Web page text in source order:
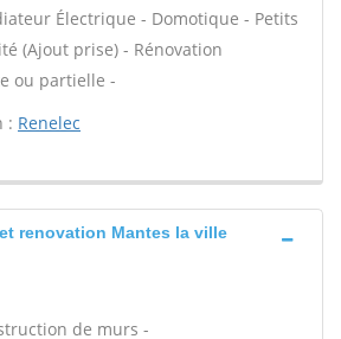
Électrique - Domotique - Petits
(Ajout prise) - Rénovation
ou partielle -
: Renelec
renovation Mantes la ville
de murs -